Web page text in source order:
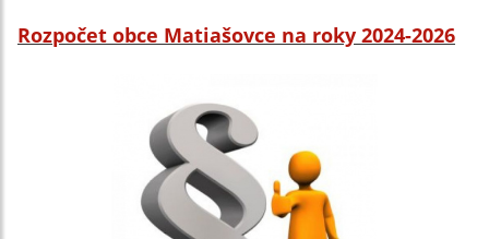
Rozpočet obce Matiašovce na roky 2024-2026